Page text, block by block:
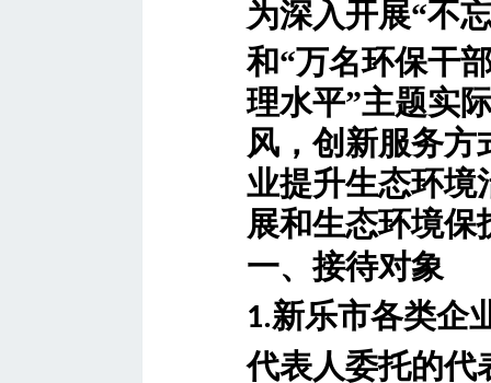
为深入开展“不
和“万名环保干
理水平”主题实
风，创新服务
业提升生态环境
展和生态环境保
一、接待对象
1.新乐市各类企
代表人委托的代